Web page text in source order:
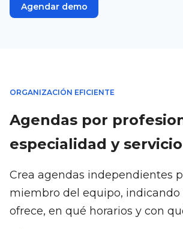
Agendar demo
ORGANIZACIÓN EFICIENTE
Agendas por
especialidad y servicio
Crea agendas independientes
miembro del equipo, indicando
ofrece, en qué horarios y con